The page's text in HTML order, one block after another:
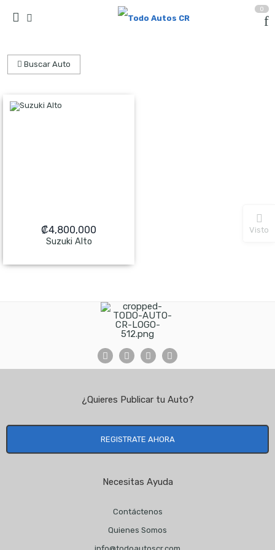
0
Buscar Auto
₡4,800,000
Suzuki Alto
¿Quieres Publicar tu Auto?
REGISTRATE AHORA
Necesitas Ayuda
Contáctenos
Quienes Somos
Visto